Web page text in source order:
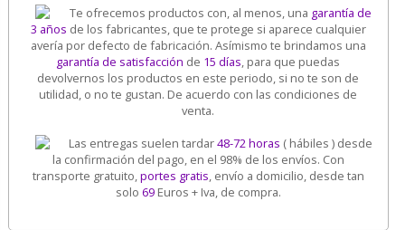
Te ofrecemos productos con, al menos, una garantía de
3 años de los fabricantes, que te protege si aparece cualquier
avería por defecto de fabricación. Asímismo te brindamos una
garantía de satisfacción de 15 días, para que puedas
devolvernos los productos en este periodo, si no te son de
utilidad, o no te gustan. De acuerdo con las condiciones de
venta.
Las entregas suelen tardar48-72 horas ( hábiles ) desde
la confirmación del pago, en el 98% de los envíos. Con
transporte gratuito,portes gratis, envío a domicilio, desde tan
solo 69Euros + Iva, de compra.